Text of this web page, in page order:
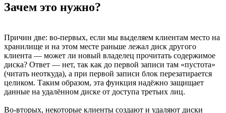
Зачем это нужно?
Причин две: во-первых, если мы выделяем клиентам место на
хранилище и на этом месте раньше лежал диск другого
клиента — может ли новый владелец прочитать содержимое
диска? Ответ — нет, так как до первой записи там «пустота»
(читать неоткуда), а при первой записи блок перезатирается
целиком. Таким образом, эта функция надёжно защищает
данные на удалённом диске от доступа третьих лиц.
Во-вторых, некоторые клиенты создают и удаляют диски